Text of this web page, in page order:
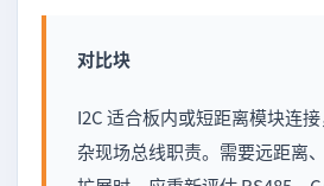
对比块
I2C 适合板内或短距离模块连
杂现场总线职责。需要远距离